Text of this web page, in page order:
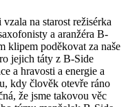
na starost režisérka
a aranžéra B-
klipem poděkovat za naše
jejich táty z B-Side
a hravosti a energie a
kdy člověk otevře ráno
že jsme takovou věc